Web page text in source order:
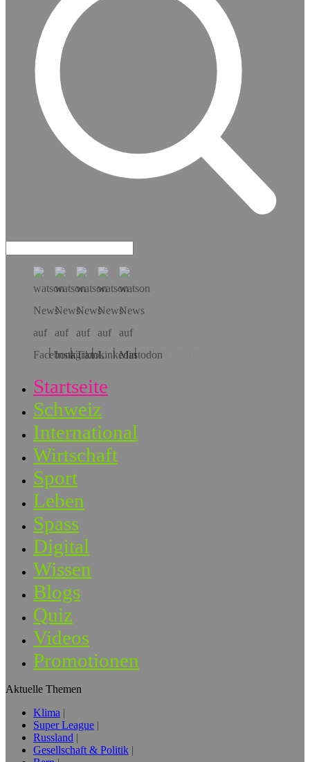
Hol dir die App!
Startseite
Schweiz
International
Wirtschaft
Sport
Leben
Spass
Digital
Wissen
Blogs
Quiz
Videos
Promotionen
Aktuelle Themen
Klima
Super League
Russland
Gesellschaft & Politik